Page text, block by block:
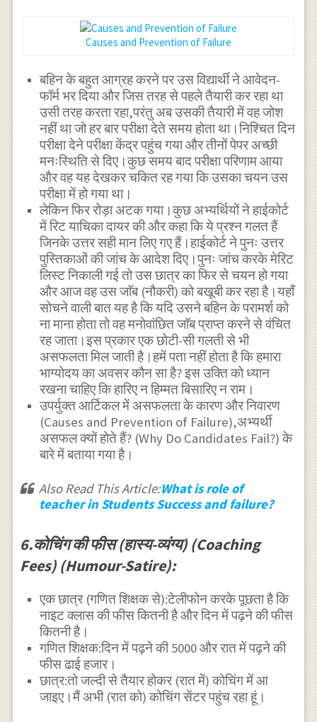
Causes and Prevention of Failure
बहिन के बहुत आग्रह करने पर उस विद्यार्थी ने आवेदन-
फॉर्म भर दिया और जिस तरह से पहले तैयारी कर रहा था
उसी तरह करता रहा,परंतु अब उसकी तैयारी में वह जोश
नहीं था जो हर बार परीक्षा देते समय होता था।निश्चित दिन
परीक्षा देने परीक्षा केंद्र पहुंच गया और तीनों पेपर अच्छी
मनःस्थिति से दिए।कुछ समय बाद परीक्षा परिणाम आया
और वह यह देखकर चकित रह गया कि उसका चयन उस
परीक्षा में हो गया था।
लेकिन फिर रोड़ा अटक गया।कुछ अभ्यर्थियों ने हाईकोर्ट
में रिट याचिका दायर की और कहा कि ये प्रश्न गलत हैं
जिनके उत्तर सही मान लिए गए हैं।हाईकोर्ट ने पुनः उत्तर
पुस्तिकाओं की जांच के आदेश दिए।पुनः जांच करके मेरिट
लिस्ट निकाली गई तो उस छात्र का फिर से चयन हो गया
और आज वह उस जाॅब (नौकरी) को बखूबी कर रहा है।यहाँ
सोचने वाली बात यह है कि यदि उसने बहिन के परामर्श को
ना माना होता तो वह मनोवांछित जाॅब प्राप्त करने से वंचित
रह जाता।इस प्रकार एक छोटी-सी गलती से भी
असफलता मिल जाती है।हमें पता नहीं होता है कि हमारा
भाग्योदय का अवसर कौन सा है? इस उक्ति को ध्यान
रखना चाहिए कि हारिए न हिम्मत बिसारिए न राम।
उपर्युक्त आर्टिकल में असफलता के कारण और निवारण
(Causes and Prevention of Failure),अभ्यर्थी
असफल क्यों होते हैं? (Why Do Candidates Fail?) के
बारे में बताया गया है।
Also Read This Article:What is role of
teacher in Students Success and failure?
6.कोचिंग की फीस (हास्य-व्यंग्य) (Coaching
Fees) (Humour-Satire):
एक छात्र (गणित शिक्षक से):टेलीफोन करके पूछता है कि
नाइट क्लास की फीस कितनी है और दिन में पढ़ने की फीस
कितनी है।
गणित शिक्षक:दिन में पढ़ने की 5000 और रात में पढ़ने की
फीस ढाई हजार।
छात्र:तो जल्दी से तैयार होकर (रात में) कोचिंग में आ
जाइए।मैं अभी (रात को) कोचिंग सेंटर पहुंच रहा हूं।